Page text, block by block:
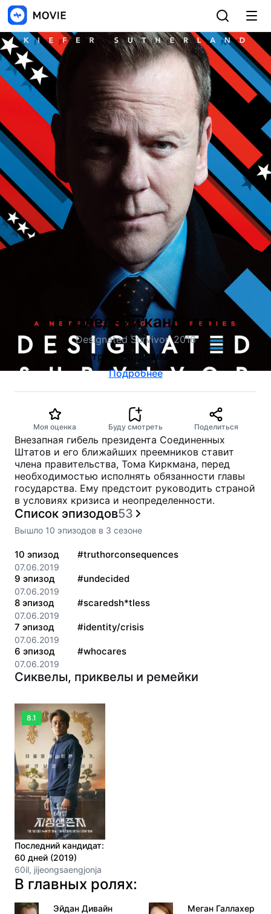
Последний кандидат
Designated Survivor, 2016
боевик, триллер, драма, детектив
Подробнее
Моя оценка Буду смотреть Поделиться
Внезапная гибель президента Соединенных
Штатов и его ближайших преемников ставит
члена правительства, Тома Киркмана, перед
необходимостью исполнять обязанности главы
государства. Ему предстоит руководить страной
в условиях кризиса и неопределенности.
Список эпизодов53
Вышло 10 эпизодов в 3 сезоне
10 эпизод
07.06.2019
#truthorconsequences
9 эпизод
07.06.2019
#undecided
8 эпизод
07.06.2019
#scaredsh*tless
7 эпизод
07.06.2019
#identity/crisis
6 эпизод
07.06.2019
#whocares
Сиквелы, приквелы и ремейки
8.1
Последний кандидат:
60 дней (2019)
60il, jijeongsaengjonja
В главных ролях:
Эйдан Дивайн Меган Галлахер